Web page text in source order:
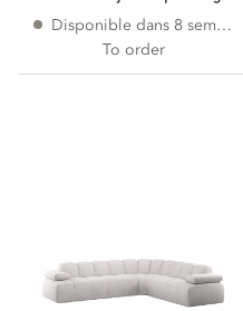
Disponible dans 8 semaines
To order